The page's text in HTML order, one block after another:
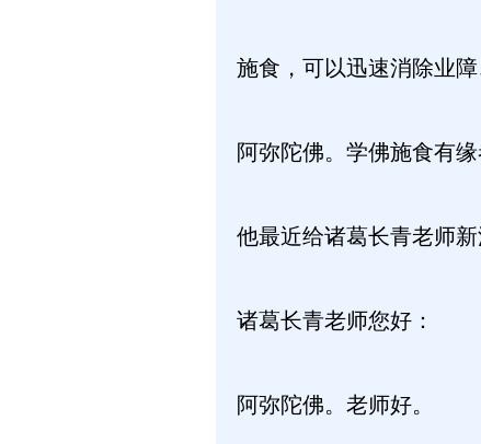
施食，可以迅速消除业
阿弥陀佛。学佛施食有
他最近给诸葛长青老师
诸葛长青老师您好：
阿弥陀佛。老师好。